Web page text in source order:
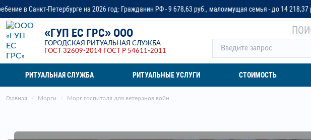
на 2026 год: Гражданин РФ - 9 678,63 руб., малоимущая семья - до 14 218,37 руб., ветеран
«ГУП ЕС ГРС» ООО
ГОРОДСКАЯ РИТУАЛЬНАЯ СЛУЖБА
ГОСТ 32609-2014
ГОСТ Р 54611-2011
РИТУАЛЬНАЯ СЛУЖБА РИТУАЛЬНЫЕ УСЛУГИ СТОИМОСТЬ
Главная Морги Морг госпиталя для ветеранов войн